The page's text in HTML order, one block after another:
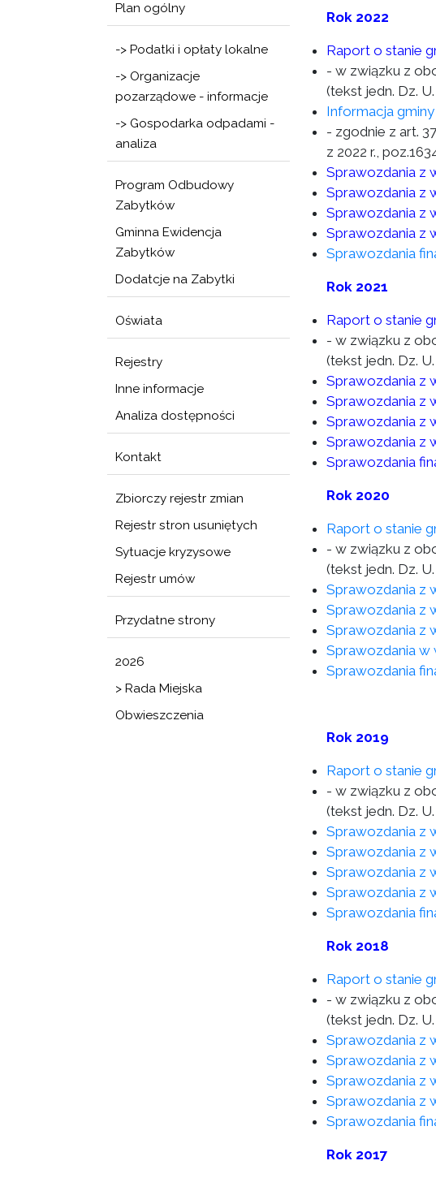
Plan ogólny
-> Podatki i opłaty lokalne
-> Organizacje
pozarządowe - informacje
-> Gospodarka odpadami -
analiza
Program Odbudowy
Zabytków
Gminna Ewidencja
Zabytków
Dodatcje na Zabytki
Oświata
Rejestry
Inne informacje
Analiza dostępności
Kontakt
Zbiorczy rejestr zmian
Rejestr stron usuniętych
Sytuacje kryzysowe
Rejestr umów
Przydatne strony
2026
> Rada Miejska
Obwieszczenia
Rok 2022
Raport o stanie
- w związku z
(tekst jedn. Dz.
Informacja
- zgodnie z art.
z 2022 r.,
Sprawozdania z
Sprawozdania z
Sprawozdania z
Sprawozdania z
Sprawozdania
Rok 2021
Raport o stanie
- w związku z
(tekst jedn. Dz.
Sprawozdania z
Sprawozdania z
Sprawozdania z
Sprawozdania z
Sprawozdania
Rok 2020
Raport o stanie
- w związku z
(tekst jedn. Dz.
Sprawozdania z
Sprawozdania z
Sprawozdania z
Sprawozdania w
Sprawozdania
Rok 2019
Raport o stanie
- w związku z
(tekst jedn. Dz.
Sprawozdania z
Sprawozdania z
Sprawozdania z
Sprawozdania z
Sprawozdania
Rok 2018
Raport o stanie
- w związku z
(tekst jedn. Dz.
Sprawozdania z
Sprawozdania z
Sprawozdania z
Sprawozdania z
Sprawozdania
Rok 2017